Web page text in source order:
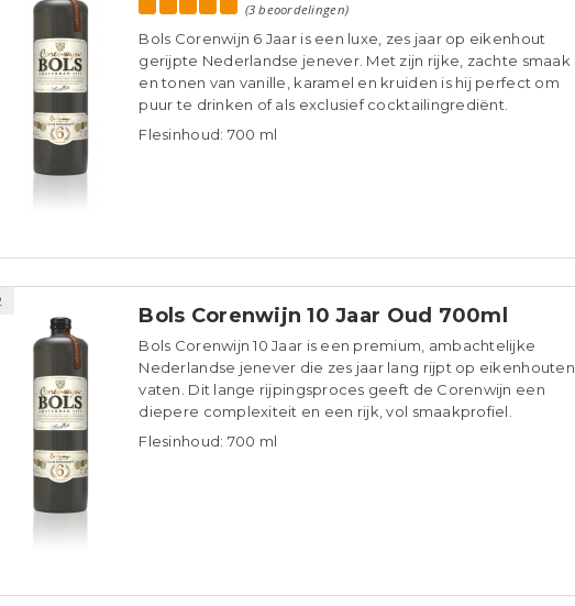
(3 beoordelingen)
Bols Corenwijn 6 Jaar is een luxe, zes jaar op eikenhout
gerijpte Nederlandse jenever. Met zijn rijke, zachte smaak
en tonen van vanille, karamel en kruiden is hij perfect om
puur te drinken of als exclusief cocktailingrediënt.
Flesinhoud: 700 ml
Bols Corenwijn 10 Jaar Oud 700ml
Bols Corenwijn 10 Jaar is een premium, ambachtelijke
Nederlandse jenever die zes jaar lang rijpt op eikenhouten
vaten. Dit lange rijpingsproces geeft de Corenwijn een
diepere complexiteit en een rijk, vol smaakprofiel.
Flesinhoud: 700 ml